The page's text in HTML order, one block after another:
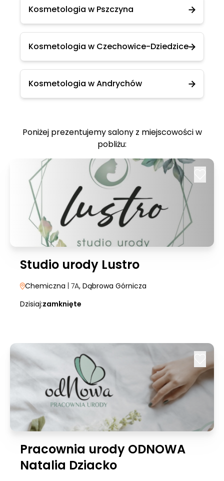
Kosmetologia w Pszczyna
Kosmetologia w Czechowice-Dziedzice
Kosmetologia w Andrychów
Poniżej prezentujemy salony z miejscowości w
pobliżu:
Studio urody Lustro
Chemiczna | 7A, Dąbrowa Górnicza
Dzisiaj:zamknięte
Pracownia urody ODNOWA
Natalia Dziacko